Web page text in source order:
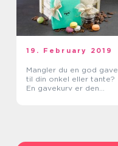
19. February 2019
Mangler du en god gave
til din onkel eller tante?
En gavekurv er den